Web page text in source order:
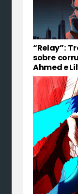
“Relay”:
sobre
Ahmed e